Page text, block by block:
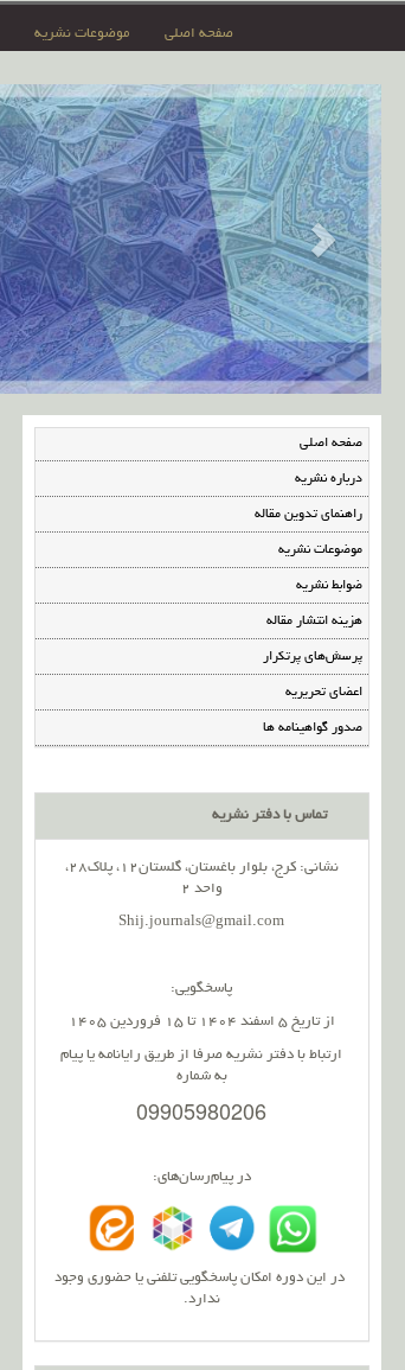
صفحه اصلی موضوعات نشریه
صفحه اصلی
درباره نشریه
راهنمای تدوین مقاله
موضوعات نشریه
ضوابط نشریه
هزینه انتشار مقاله
پرسش‌های پرتکرار
اعضای تحریریه
صدور گواهینامه ها
تماس با دفتر نشریه
نشانی: کرج، بلوار باغستان، گلستان12، پلاک28،
واحد 2
Shij.journals@gmail.com
پاسخگویی:
از تاریخ 5 اسفند 1404 تا 15 فروردین 1405
ارتباط با دفتر نشریه صرفا از طریق رایانامه یا پیام
به شماره
09905980206
در پیام‌رسان‌های:
در این دوره امکان پاسخگویی تلفنی یا حضوری وجود
ندارد.